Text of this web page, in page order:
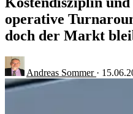
operative
doch der Markt
Andreas Sommer ·